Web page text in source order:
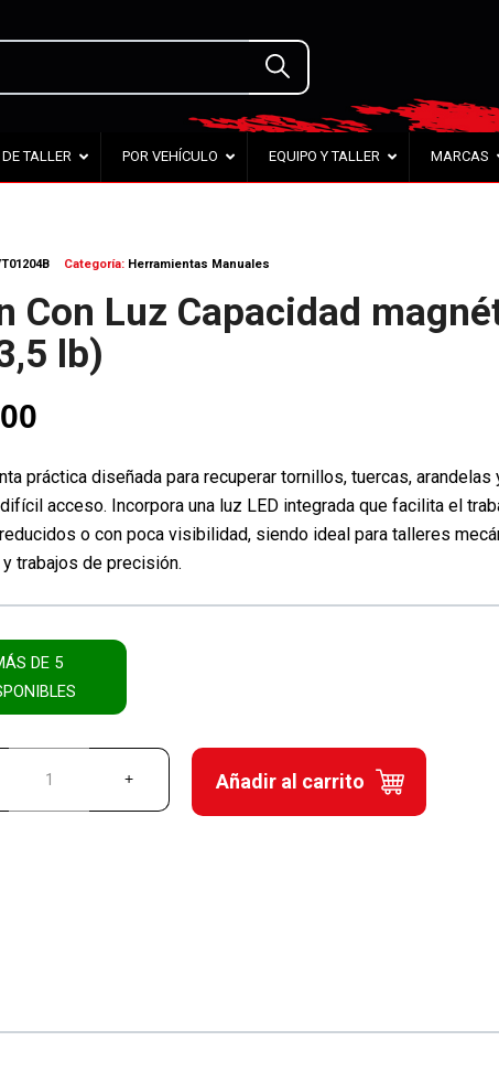
TALLER POR VEHÍCULO EQUIPO Y TALLER MARCAS
Categoría: Herramientas Manuales
Con Luz Capacidad
lb)
práctica diseñada para recuperar tornillos, tuercas,
acceso. Incorpora una luz LED integrada que facilita el
o con poca visibilidad, siendo ideal para talleres
trabajos de precisión.
DE 5
Añadir al carrito